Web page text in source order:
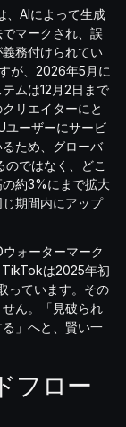
、AIによって生成
マークされ、誤
務付けられてい
が、2026年5月に
ムは12月2日まで
リエイターにと
ユーザーにサービ
ため、グローバ
ではなく、どこ
約3%にまで拡大
期間内にアップ
ォーターマーク
は2025年初
っています。その
ん。「見破られ
」へと、賢い一
フロー